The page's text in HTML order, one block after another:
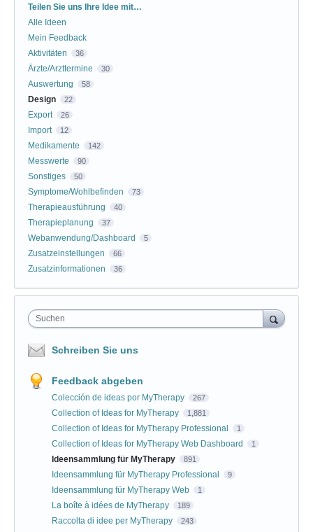
Kategorien
Teilen Sie uns Ihre Idee mit…
Alle Ideen
Mein Feedback
Aktivitäten
36
Ärzte/Arzttermine 30
Auswertung 58
Design 22
Export 26
Import 12
Medikamente 142
Messwerte 90
Sonstiges 50
Symptome/Wohlbefinden 73
Therapieausführung 40
Therapieplanung 37
Webanwendung/Dashboard 5
Zusatzeinstellungen 66
Zusatzinformationen 36
Suchen
Schreiben Sie uns
Feedback abgeben
Colección de ideas por MyTherapy 267
Collection of Ideas for MyTherapy 1,881
Collection of Ideas for MyTherapy Professional 1
Collection of Ideas for MyTherapy Web Dashboard 1
Ideensammlung für MyTherapy 891
Ideensammlung für MyTherapy Professional 9
Ideensammlung für MyTherapy Web 1
La boîte à idées de MyTherapy 189
Raccolta di idee per MyTherapy 243